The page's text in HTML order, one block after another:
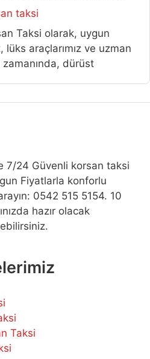
taksi
Taksi olarak, uygun
lüks araçlarımız ve uzman
dürüst
7/24 Güvenli korsan taksi
Fiyatlarla konforlu
0542 515 5154. 10
hazır olacak
Taksi